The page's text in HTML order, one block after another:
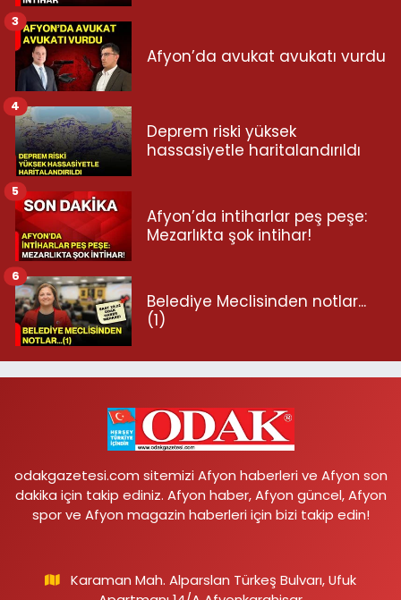
Afyon’da avukat avukatı vurdu
3
Deprem riski yüksek
hassasiyetle haritalandırıldı
4
Afyon’da intiharlar peş peşe:
Mezarlıkta şok intihar!
5
Belediye Meclisinden notlar...
(1)
6
odakgazetesi.com sitemizi Afyon haberleri ve Afyon son
dakika için takip ediniz. Afyon haber, Afyon güncel, Afyon
spor ve Afyon magazin haberleri için bizi takip edin!
Karaman Mah. Alparslan Türkeş Bulvarı, Ufuk